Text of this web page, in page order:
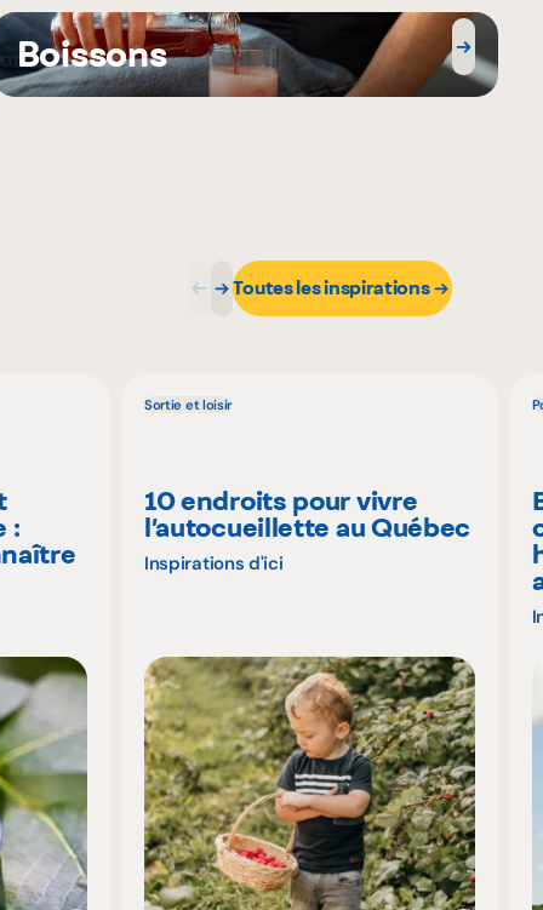
Boissons
Toutes les inspirations
:
Sortie et loisir
10 endroits pour vivre
l’autocueillette au Québec
Inspirations d'ici